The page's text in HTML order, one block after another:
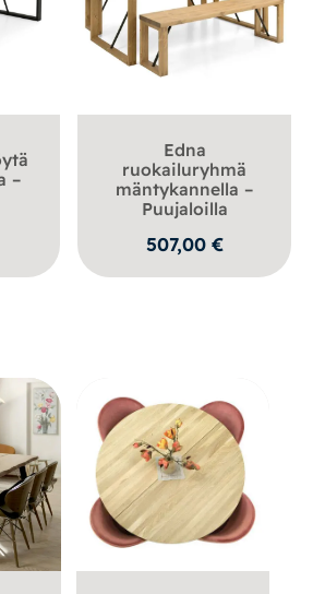
–
Edna
ruokailuryhmä
mäntykannella –
Puujaloilla
507,00 €